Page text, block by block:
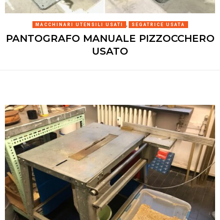
MACCHINARI UTENSILI USATI SEGATRICE USATA
PANTOGRAFO MANUALE PIZZOCCHERO
USATO